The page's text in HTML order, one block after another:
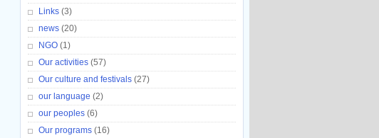
Links (3)
news (20)
NGO (1)
Our activities (57)
Our culture and festivals (27)
our language (2)
our peoples (6)
Our programs (16)